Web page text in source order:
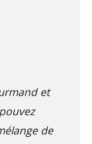
et
de